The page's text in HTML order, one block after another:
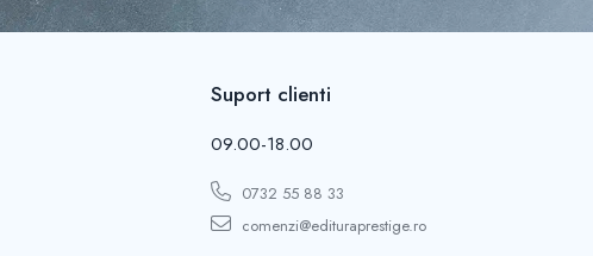
Suport clienti
09.00-18.00
0732 55 88 33
comenzi@edituraprestige.ro